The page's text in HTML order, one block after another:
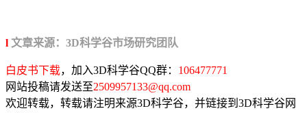
l 文章来源：3D科学谷市场研究团队
白皮书下载，加入3D科学谷QQ群： 106477771
网站投稿请发送至2509957133@qq.com
欢迎转载，转载请注明来源3D科学谷，并链接到3D科学谷网